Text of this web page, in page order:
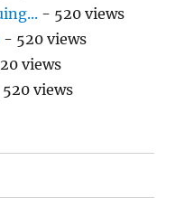
- 520 views
- 520 views
views
views